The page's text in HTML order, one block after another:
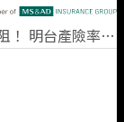
七股鹽田植樹 攜手台江國家公園復育生物多樣性